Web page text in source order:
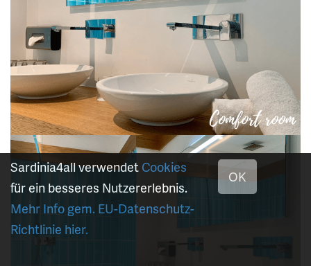
Sardinia4all verwendet Cookies
für ein besseres Nutzererlebnis.
Mehr Info gem. EU-Datenschutz-
Richtlinie hier.
OK